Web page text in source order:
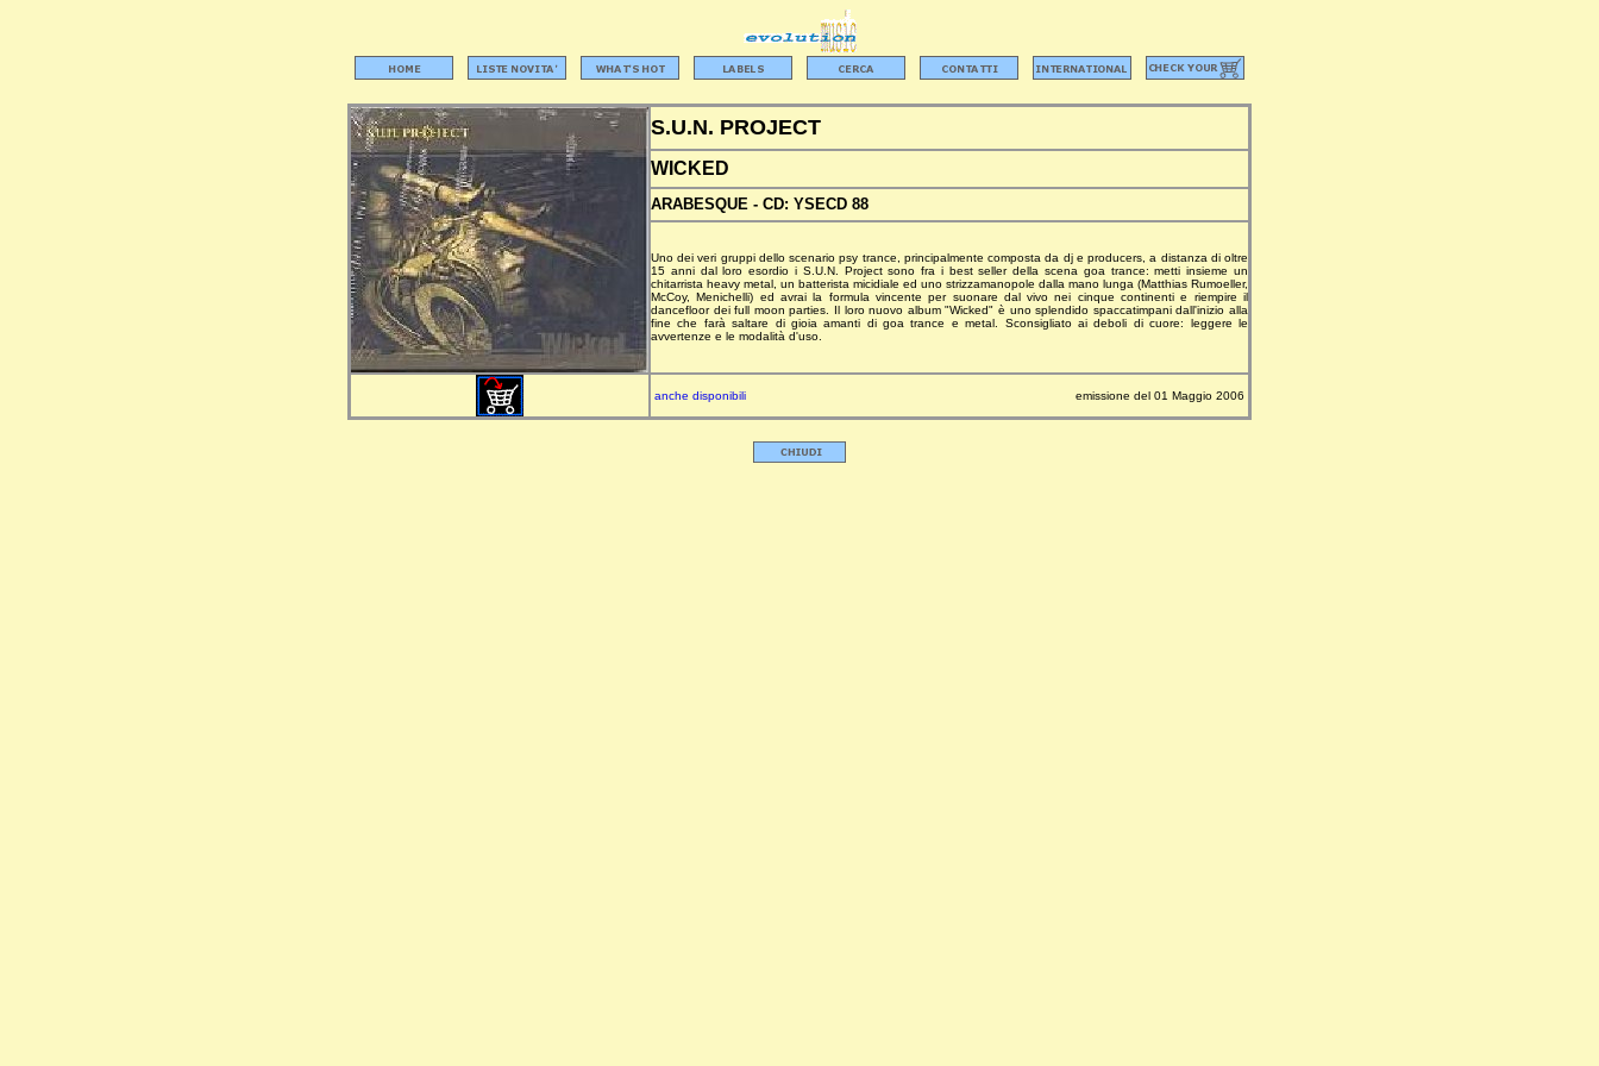
S.U.N. PROJECT
WICKED
ARABESQUE - CD: YSECD 88
Uno dei veri gruppi dello scenario psy trance, principalmente composta da dj e producers, a distanza di oltre
15 anni dal loro esordio i S.U.N. Project sono fra i best seller della scena goa trance: metti insieme un
chitarrista heavy metal, un batterista micidiale ed uno strizzamanopole dalla mano lunga (Matthias Rumoeller,
McCoy, Menichelli) ed avrai la formula vincente per suonare dal vivo nei cinque continenti e riempire il
dancefloor dei full moon parties. Il loro nuovo album "Wicked" è uno splendido spaccatimpani dall'inizio alla
fine che farà saltare di gioia amanti di goa trance e metal. Sconsigliato ai deboli di cuore: leggere le
avvertenze e le modalità d'uso.
anche disponibili emissione del 01 Maggio 2006